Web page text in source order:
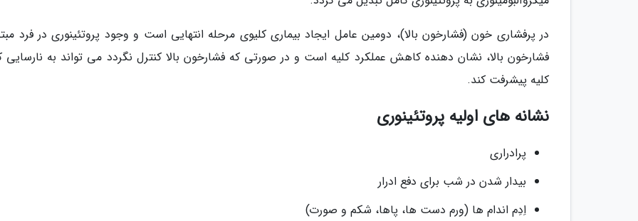
در پرفشاری خون (فشارخون بالا)، دومین عامل ایجاد بیماری کلیوی مرحله انتهایی است و وجود پروتئینوری در فرد
فشارخون بالا، نشان دهنده کاهش عملکرد کلیه است و در صورتی که فشارخون بالا کنترل نگردد می تواند به نارسایی
کلیه پیشرفت کند.
نشانه های اولیه پروتئینوری
پرادراری
بیدار شدن در شب برای دفع ادرار
اِدِم اندام ها (ورم دست ها، پاها، شکم و صورت)